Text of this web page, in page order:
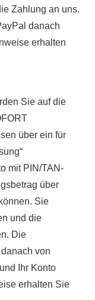
Zahlung an uns.
danach
erhalten
Sie auf die
über ein für
mit PIN/TAN-
über
Sie
und die
Die
von
Ihr Konto
erhalten Sie